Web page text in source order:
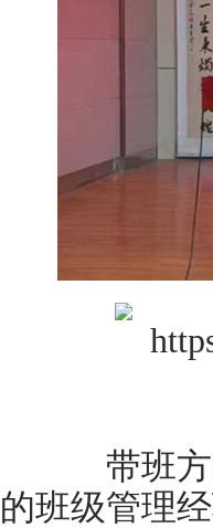
带班方
的班级管理